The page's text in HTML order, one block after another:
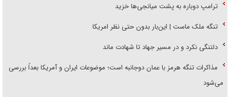
ترامپ دوباره به پشت میانجی‌ها خزید
تنگه ملک ماست | این‌بار بدون حتی نظر امریکا
دلتنگی نکرد و در مسیر جهاد تا شهادت ماند
مذاکرات تنگه هرمز با عمان دوجانبه است؛ موضوعات ایران و آمریکا بعداً بررسی
می‌شود